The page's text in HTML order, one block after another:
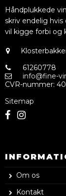
Håndplukkede
skriv endelig hvis
vil kigge forbi og
61260778
info@fine-
CVR-nummer:
Sitemap
Om os
Kontakt